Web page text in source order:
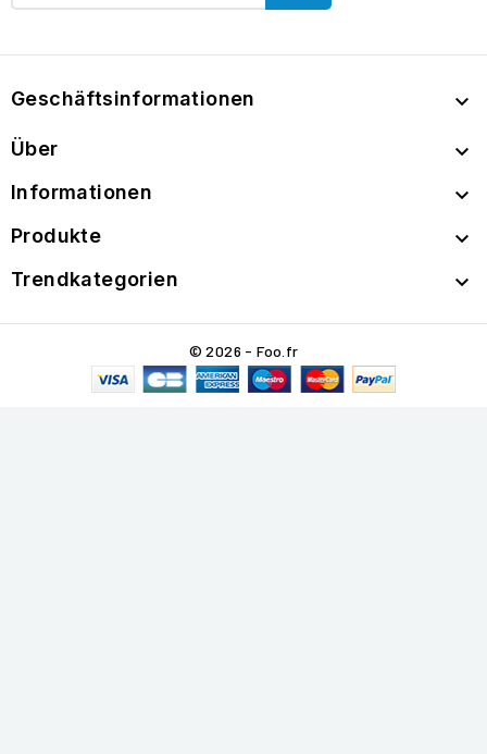
Geschäftsinformationen 
Über 
Informationen 
Produkte 
Trendkategorien 
© 2026 - Foo.fr